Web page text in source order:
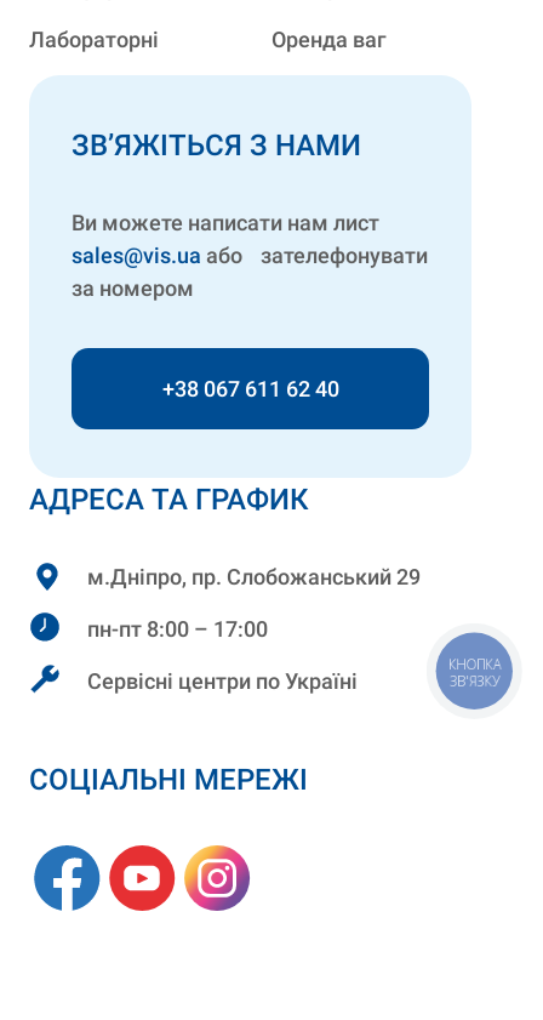
АДРЕСА ТА ГРАФИК
м.Дніпро, пр. Слобожанський 29
пн-пт 8:00 – 17:00
Сервісні центри по Україні
СОЦІАЛЬНІ МЕРЕЖІ
Лабораторні Оренда ваг
ЗВ’ЯЖІТЬСЯ З НАМИ
Ви можете написати нам лист
sales@vis.ua або зателефонувати
за номером
+38 067 611 62 40
КНОПКА
ЗВ'ЯЗКУ